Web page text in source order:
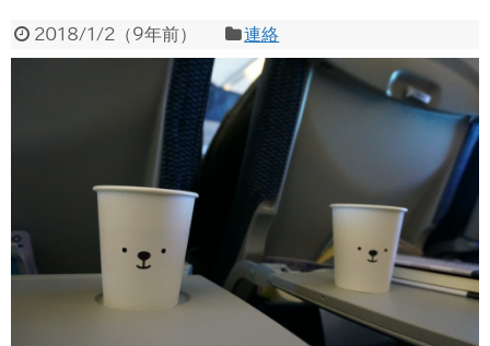
2018/1/2（9年前） 連絡